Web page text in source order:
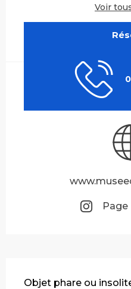
Voir
Objet phare ou